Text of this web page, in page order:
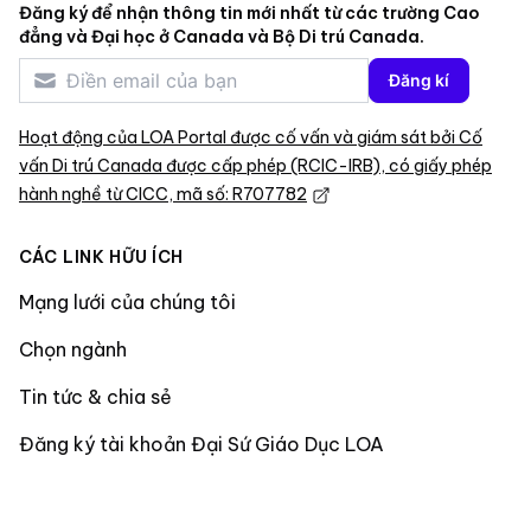
Đăng ký để nhận thông tin mới nhất từ các trường Cao
đẳng và Đại học ở Canada và Bộ Di trú Canada.
Đăng kí
Hoạt động của LOA Portal được cố vấn và giám sát bởi Cố
vấn Di trú Canada được cấp phép (RCIC-IRB), có giấy phép
hành nghề từ CICC, mã số: R707782
CÁC LINK HỮU ÍCH
Mạng lưới của chúng tôi
Chọn ngành
Tin tức & chia sẻ
Đăng ký tài khoản Đại Sứ Giáo Dục LOA